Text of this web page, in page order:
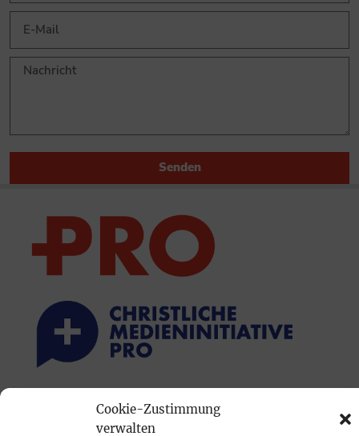
Cookie-Zustimmung
verwalten
Senden
PRINTAUSGABE